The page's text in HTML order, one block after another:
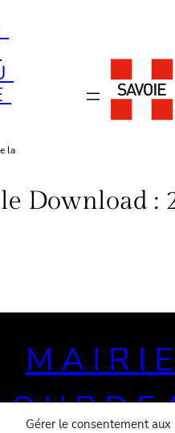
Gérer le consentement aux
la
Download :